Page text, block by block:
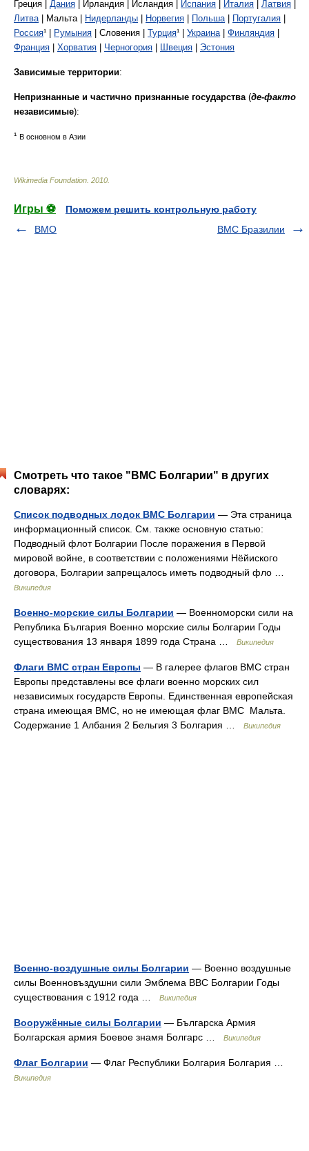
Греция | Дания | Ирландия | Исландия | Испания Италия Латвия
Литва | Мальта | Нидерланды | Норвегия | Польша | Португалия |
Россия¹ | Румыния | Словения | Турция¹ | Украина | Финляндия |
Франция | Хорватия | Черногория | Швеция | Эстония
Зависимые территории:
Непризнанные и частично признанные государства (де-факто
независимые):
¹ В основном в Азии
Wikimedia Foundation 2010
Игры ⚽
Поможем решить контрольную работу
ВМО
ВМС Бразилии
Смотреть что такое "ВМС Болгарии" в других
словарях:
Список подводных лодок ВМС Болгарии — Эта страница
информационный список. См. также основную статью:
Подводный флот Болгарии После поражения в Первой
мировой войне, в соответствии с положениями Нёйиского
договора, Болгарии запрещалось иметь подводный фло …
Википедия
Военно-морские силы Болгарии — Военноморски сили на
Република България Военно морские силы Болгарии Годы
существования 13 января 1899 года Страна …
Википедия
Флаги ВМС стран Европы — В галерее флагов ВМС стран
Европы представлены все флаги военно морских сил
независимых государств Европы. Единственная европейская
страна имеющая ВМС, но не имеющая флаг ВМС Мальта.
Содержание 1 Албания 2 Бельгия 3 Болгария …
Википедия
Военно-воздушные силы Болгарии — Военно воздушные
силы Военновъздушни сили Эмблема ВВС Болгарии Годы
существования с 1912 года …
Википедия
Вооружённые силы Болгарии — Българска Армия
Болгарская армия Боевое знамя Болгарс …
Википедия
Флаг Болгарии — Флаг Республики Болгария Болгария …
Википедия